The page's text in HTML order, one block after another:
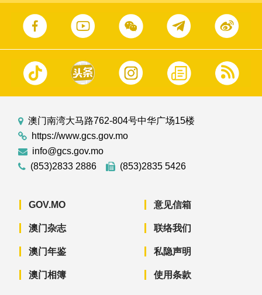
澳门南湾大马路762-804号中华广场15楼
https://www.gcs.gov.mo
info@gcs.gov.mo
(853)2833 2886
(853)2835 5426
GOV.MO
澳门杂志
澳门年鉴
澳门相簿
意见信箱
联络我们
私隐声明
使用条款